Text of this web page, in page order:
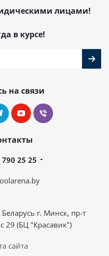
лицами!
в курсе!
на связи
25 25
г. Минск, пр-т
29 (БЦ "Красавик")
сайта